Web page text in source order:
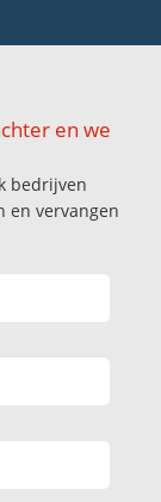
en we
bedrijven
en vervangen